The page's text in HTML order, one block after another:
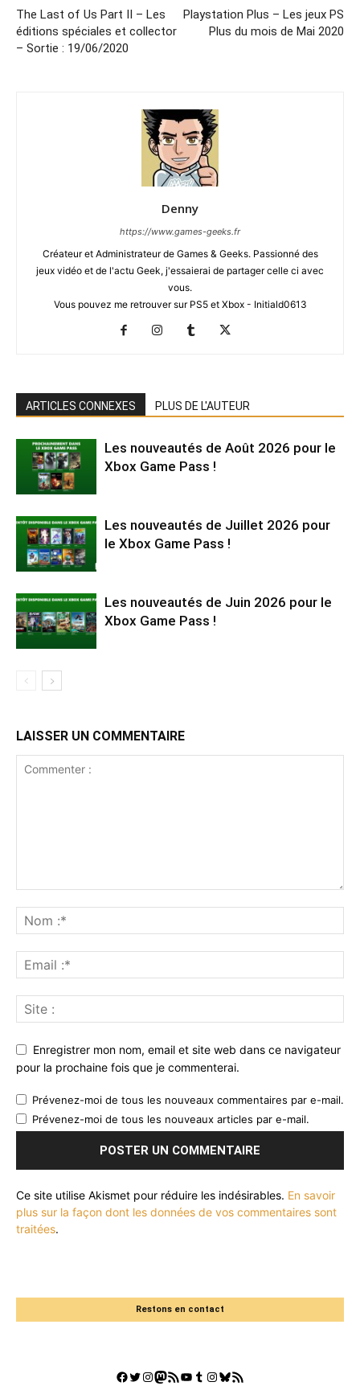
The Last of Us Part II – Les
éditions spéciales et collector
– Sortie : 19/06/2020
Playstation Plus – Les jeux PS
Plus du mois de Mai 2020
Denny
https://www.games-geeks.fr
Créateur et Administrateur de Games & Geeks. Passionné des
jeux vidéo et de l'actu Geek, j'essaierai de partager celle ci avec
vous.
Vous pouvez me retrouver sur PS5 et Xbox - Initiald0613
ARTICLES CONNEXES PLUS DE L'AUTEUR
Les nouveautés de Août 2026 pour le
Xbox Game Pass !
Les nouveautés de Juillet 2026 pour
le Xbox Game Pass !
Les nouveautés de Juin 2026 pour le
Xbox Game Pass !
LAISSER UN COMMENTAIRE
Enregistrer mon nom, email et site web dans ce navigateur
pour la prochaine fois que je commenterai.
Prévenez-moi de tous les nouveaux commentaires par e-mail.
Prévenez-moi de tous les nouveaux articles par e-mail.
Ce site utilise Akismet pour réduire les indésirables. En savoir
plus sur la façon dont les données de vos commentaires sont
traitées.
Restons en contact
Facebook
Twitter
Instagram
Mastodon
Flux RSSYouTube
Tumblr
Instagram
Bluesky
GestGame